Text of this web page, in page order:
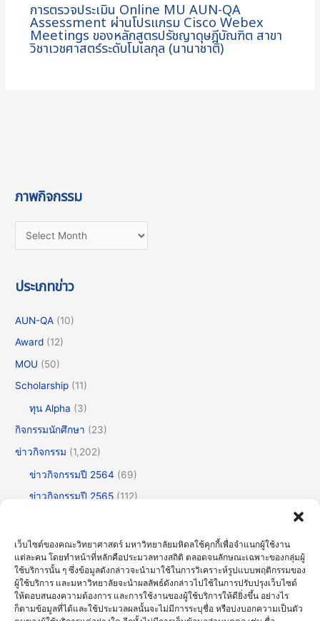
เว็บไซต์ของคณะวิทยาศาสตร์ มหาวิทยาลัยมหิดลใช้คุกกี้เพื่อจำแนกผู้ใช้งาน
แต่ละคน โดยทำหน้าที่หลักคือประมวลทางสถิติ ตลอดจนลักษณะเฉพาะของกลุ่มผู้
ใช้บริการนั้น ๆ ซึ่งข้อมูลดังกล่าวจะนำมาใช้ในการวิเคราะห์รูปแบบพฤติกรรมของ
ผู้ใช้บริการ และมหาวิทยาลัยจะนำผลลัพธ์ดังกล่าวไปใช้ในการปรับปรุงเว็บไซต์
ให้ตอบสนองความต้องการ และการใช้งานของผู้ใช้บริการให้ดียิ่งขึ้น อย่างไร
ก็ตามข้อมูลที่ได้และใช้ประมวลผลนั้นจะไม่มีการระบุชื่อ หรือบ่งบอกความเป็นตัว
การตรวจประเมิน Online MU AUN-QA
Assessment ผ่านโปรแกรม Cisco Webex
Meetings ของหลักสูตรปรัชญาดุษฎีบัณฑิต สาขา
วิชาเวชศาสตร์ระดับโมเลกุล (นานาชาติ)
ภาพกิจกรรม
ประเภทข่าว
AUN-QA (10)
Award (12)
MOU (50)
Scholarship (11)
ทุน Alpha (3)
กิจกรรมนักศึกษา (23)
ข่าวกิจกรรม (1,202)
ข่าวกิจกรรมปี 2564 (69)
ข่าวกิจกรรมปี 2565 (112)
ข่าวกิจกรรมปี 2567 (252)
ข่าวกิจกรรมปี 2568(355)
ข่าวกิจกรรมปี 2569(192)
ข่าวทั่วไป(717)